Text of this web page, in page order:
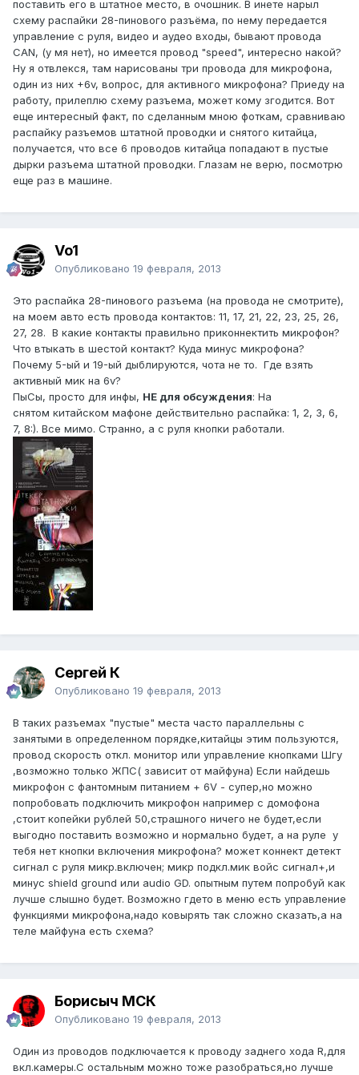
поставить его в штатное место, в очошник. В инете нарыл
схему распайки 28-пинового разъёма, по нему передается
управление с руля, видео и аудео входы, бывают провода
CAN, (у мя нет), но имеется провод "speed", интересно накой?
Ну я отвлекся, там нарисованы три провода для микрофона,
один из них +6v, вопрос, для активного микрофона? Приеду на
работу, прилеплю схему разъема, может кому згодится. Вот
еще интересный факт, по сделанным мною фоткам, сравниваю
распайку разъемов штатной проводки и снятого китайца,
получается, что все 6 проводов китайца попадают в пустые
дырки разъема штатной проводки. Глазам не верю, посмотрю
еще раз в машине.
Vo1
Опубликовано 19 февраля, 2013
Это распайка 28-пинового разъема (на провода не смотрите),
на моем авто есть провода контактов: 11, 17, 21, 22, 23, 25, 26,
27, 28. В какие контакты правильно приконнектить микрофон?
Что втыкать в шестой контакт? Куда минус микрофона?
Почему 5-ый и 19-ый дыблируются, чота не то. Где взять
активный мик на 6v?
ПыСы, просто для инфы, НЕ для обсуждения: На
снятом китайском мафоне действительно распайка: 1, 2, 3, 6,
7, 8:). Все мимо. Странно, а с руля кнопки работали.
Сергей К
Опубликовано 19 февраля, 2013
В таких разъемах "пустые" места часто параллельны с
занятыми в определенном порядке,китайцы этим пользуются,
провод скорость откл. монитор или управление кнопками Шгу
,возможно только ЖПС( зависит от майфуна) Если найдешь
микрофон с фантомным питанием + 6V - супер,но можно
попробовать подключить микрофон например с домофона
,стоит копейки рублей 50,страшного ничего не будет,если
выгодно поставить возможно и нормально будет, а на руле у
тебя нет кнопки включения микрофона? может коннект детект
сигнал с руля микр.включен; микр подкл.мик войс сигнал+,и
минус shield ground или audio GD. опытным путем попробуй как
лучше слышно будет. Возможно гдето в меню есть управление
функциями микрофона,надо ковырять так сложно сказать,а на
теле майфуна есть схема?
Борисыч МСК
Опубликовано 19 февраля, 2013
Один из проводов подключается к проводу заднего хода R,для
вкл.камеры.С остальным можно тоже разобраться,но лучше